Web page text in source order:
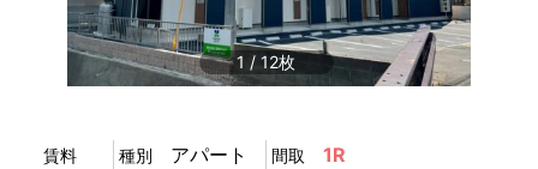
1 /12
賃料 種別 アパート 間取 1R